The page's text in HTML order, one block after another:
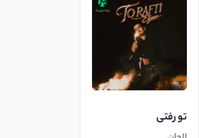
تو رفتی